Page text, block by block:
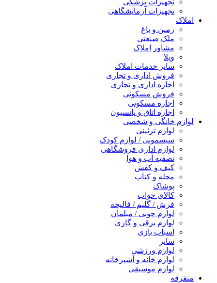
تجهیزات پزشکی
تجهیزات آزمایشگاهی
املاک
زمین و باغ
ملک صنعتی
مشاور املاک
ویلا
سایر خدمات املاک
فروش اداری و تجاری
اجاره اداری و تجاری
فروش مسکونی
اجاره مسکونی
اجاره اتاق و پانسیون
لوازم خانگی و شخصی
لوازم تزئینی
سیسمونی / لوازم کودک
لوازم اداری فروشگاهی
تصفیه آب و هوا
کیف و کفش
مجله و کتاب
پوشاک
کالای خواب
فرش / گلیم / قالیچه
لوازم چوبی / مبلمان
لوازم برقی و گازی
اسباب بازی
سایر
لوازم ورزشی
لوازم خانه و آشپزخانه
لوازم موسیقی
متفرقه